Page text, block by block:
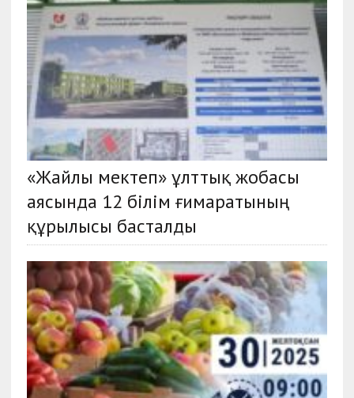
«Жайлы мектеп» ұлттық жобасы
аясында 12 білім ғимаратының
құрылысы басталды